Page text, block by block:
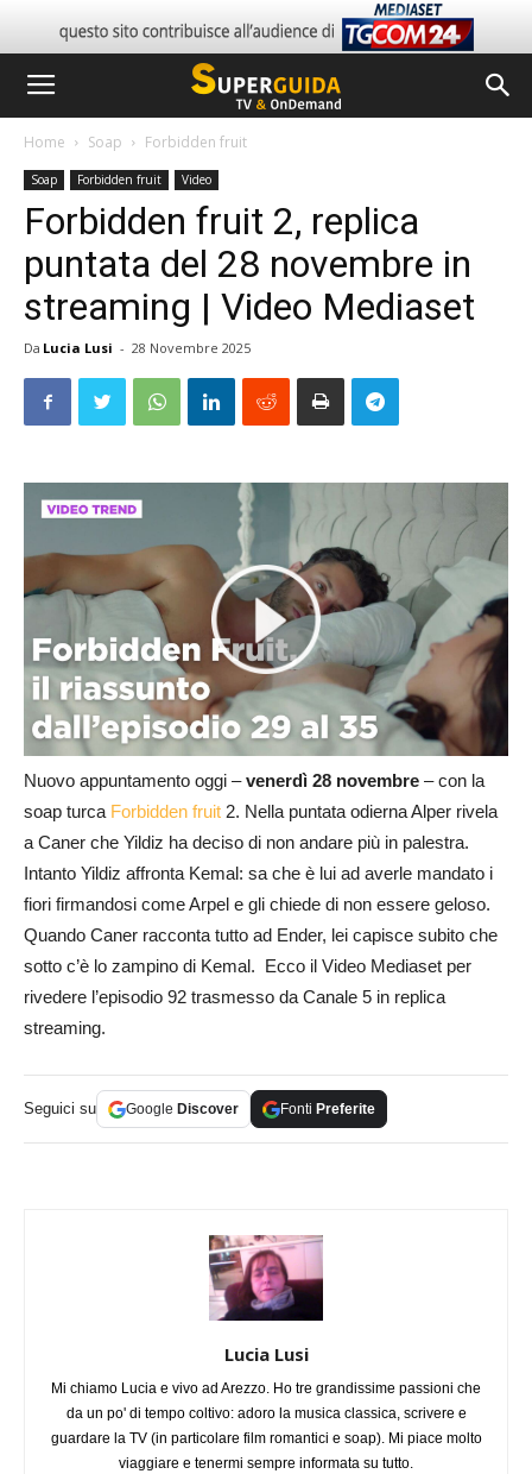
Home Soap Forbidden fruit
Soap Forbidden fruit Video
Forbidden fruit 2, replica
puntata del 28 novembre in
streaming | Video Mediaset
Da Lucia Lusi - 28 Novembre 2025
Nuovo appuntamento oggi –venerdì 28 novembre – con la
soap turca Forbidden fruit 2. Nella puntata odierna Alper rivela
a Caner che Yildiz ha deciso di non andare più in palestra.
Intanto Yildiz affronta Kemal: sa che è lui ad averle mandato i
fiori firmandosi come Arpel e gli chiede di non essere geloso.
Quando Caner racconta tutto ad Ender, lei capisce subito che
sotto c’è lo zampino di Kemal. Ecco il Video Mediaset per
rivedere l’episodio 92 trasmesso da Canale 5 in replica
streaming.
Seguici su Google Discover Fonti Preferite
Lucia Lusi
Mi chiamo Lucia e vivo ad Arezzo. Ho tre grandissime passioni che
da un po' di tempo coltivo: adoro la musica classica, scrivere e
guardare la TV (in particolare film romantici e soap). Mi piace molto
viaggiare e tenermi sempre informata su tutto.